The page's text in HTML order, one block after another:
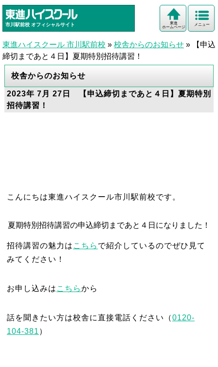
市川駅前校 オフィシャルサイト メニュー
東進
ホームページ
東進ハイスクール 市川駅前校 » 校舎からのお知らせ »
【申込
締切まであと４日】夏期特別招待講習！
校舎からのお知らせ
2023年 7月 27日 【申込締切まであと４日】夏期特別
招待講習！
こんにちは東進ハイスクール市川駅前校です。
夏期特別招待講習の申込締切まであと４日になりました！
招待講習の魅力は こちら で紹介しているのでぜひ見て
みてください！
お申し込みは こちらから
話を聞きたい方は校舎に直接電話ください（0120-
104-381 ）